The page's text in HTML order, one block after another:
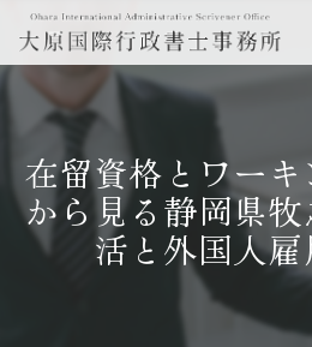
在留資格とワー
から見る静岡県
活と外国人